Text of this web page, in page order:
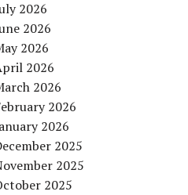
2026
2026
2026
2026
2026
2026
2026
2025
2025
2025